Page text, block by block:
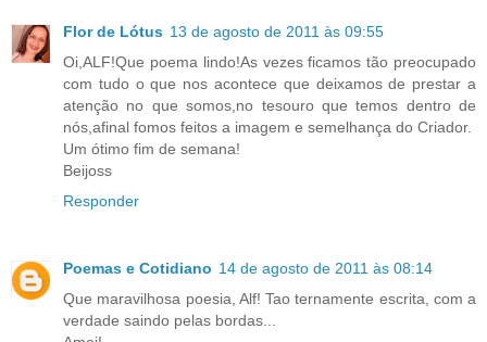
Flor de Lótus 13 de agosto de 2011 às 09:55
Oi,ALF!Que poema lindo!As vezes ficamos tão preocupado
com tudo o que nos acontece que deixamos de prestar a
atenção no que somos,no tesouro que temos dentro de
nós,afinal fomos feitos a imagem e semelhança do Criador.
Um ótimo fim de semana!
Beijoss
Responder
Poemas e Cotidiano 14 de agosto de 2011 às 08:14
Que maravilhosa poesia, Alf! Tao ternamente escrita, com a
verdade saindo pelas bordas...